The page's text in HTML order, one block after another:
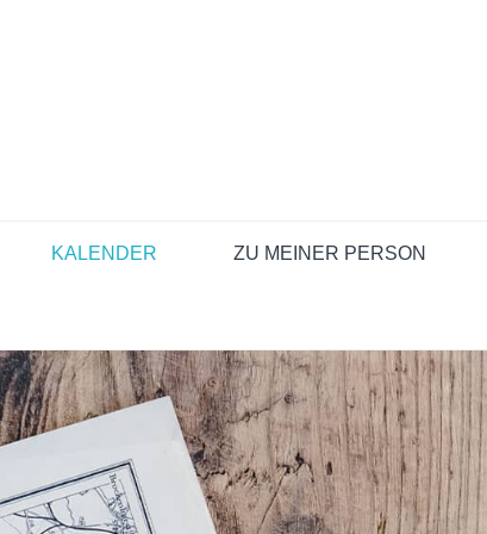
KALENDER ZU MEINER PERSON